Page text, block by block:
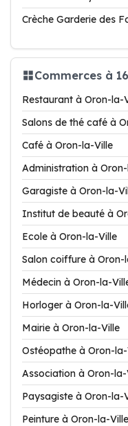
Crèche Garderie des
Commerces à
Restaurant à Oron-la-
Salons de thé café à
Café à Oron-la-Ville
Administration à
Garagiste à Oron-la-
Institut de beauté à
Ecole à Oron-la-Ville
Salon coiffure à Oron-
Médecin à Oron-la-
Horloger à Oron-la-
Mairie à Oron-la-Ville
Ostéopathe à Oron-
Association à Oron-la-
Paysagiste à Oron-la-
Peinture à Oron-la-Ville